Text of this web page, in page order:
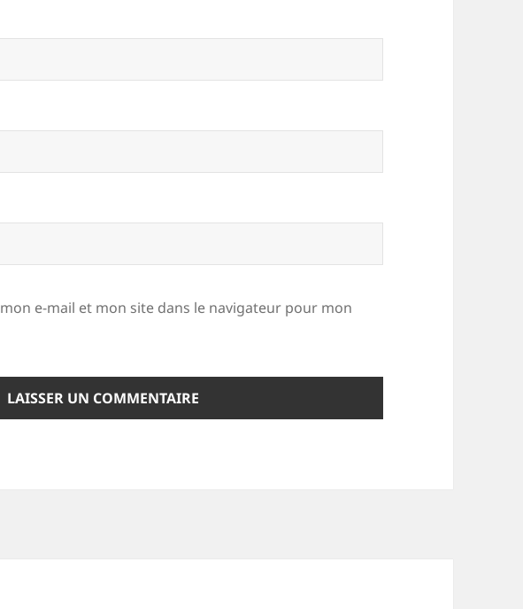
e-mail et mon site dans le navigateur pour mon